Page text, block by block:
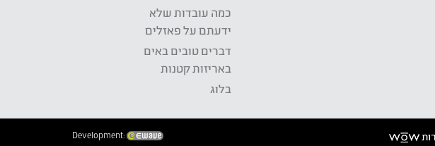
כמה עובדות שלא
ידעתם על פאזלים
דברים טובים באים
באריזות קטנות
בלוג
Development: